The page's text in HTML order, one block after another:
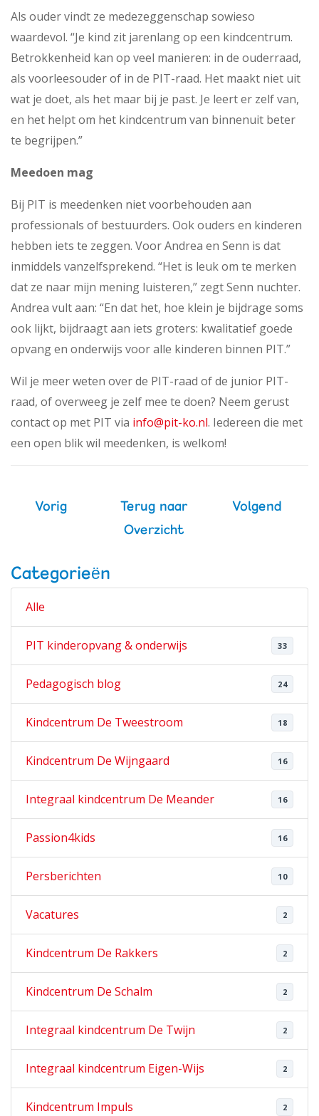
Als ouder vindt ze medezeggenschap sowieso
waardevol. “Je kind zit jarenlang op een kindcentrum.
Betrokkenheid kan op veel manieren: in de ouderraad,
als voorleesouder of in de PIT-raad. Het maakt niet uit
wat je doet, als het maar bij je past. Je leert er zelf van,
en het helpt om het kindcentrum van binnenuit beter
te begrijpen.”
Meedoen mag
Bij PIT is meedenken niet voorbehouden aan
professionals of bestuurders. Ook ouders en kinderen
hebben iets te zeggen. Voor Andrea en Senn is dat
inmiddels vanzelfsprekend. “Het is leuk om te merken
dat ze naar mijn mening luisteren,” zegt Senn nuchter.
Andrea vult aan: “En dat het, hoe klein je bijdrage soms
ook lijkt, bijdraagt aan iets groters: kwalitatief goede
opvang en onderwijs voor alle kinderen binnen PIT.”
Wil je meer weten over de PIT-raad of de junior PIT-
raad, of overweeg je zelf mee te doen? Neem gerust
contact op met PIT via info@pit-ko.nl. Iedereen die met
een open blik wil meedenken, is welkom!
Vorig
Terug naar
Overzicht
Volgend
Categorieën
Alle
PIT kinderopvang & onderwijs 33
Pedagogisch blog 24
Kindcentrum De Tweestroom 18
Kindcentrum De Wijngaard 16
Integraal kindcentrum De Meander 16
Passion4kids 16
Persberichten 10
Vacatures 2
Kindcentrum De Rakkers 2
Kindcentrum De Schalm 2
Integraal kindcentrum De Twijn 2
Integraal kindcentrum Eigen-Wijs 2
Kindcentrum Impuls 2